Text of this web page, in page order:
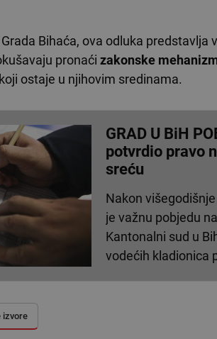
Bihaća, ova odluka predstavlja
pronaći zakonske
ostaje u njihovim sredinama.
GRAD U BiH
potvrdio pravo
sreću
Nakon
je važnu pobjedu
Kantonalni sud u
vodećih kladionica
izvore